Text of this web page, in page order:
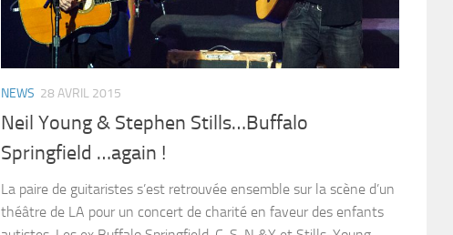
NEWS 28 AVRIL 2015
Neil Young & Stephen Stills…Buffalo
Springfield …again !
La paire de guitaristes s’est retrouvée ensemble sur la scène d’un
théâtre de LA pour un concert de charité en faveur des enfants